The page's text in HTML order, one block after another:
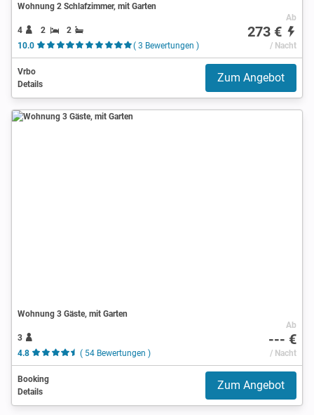
Wohnung 2 Schlafzimmer, mit Garten
4 2
2
10.0
( 3 Bewertungen )
Ab
273 €
/ Nacht
Vrbo
Details
Zum Angebot
Wohnung 3 Gäste, mit Garten
3
4.8
( 54 Bewertungen )
Ab
--- €
/ Nacht
Booking
Details
Zum Angebot